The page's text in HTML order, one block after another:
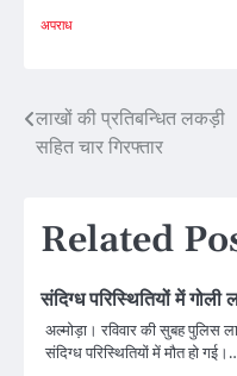
अपराध
Post
लाखों की प्रतिबन्धित लकड़ी
सहित चार गिरफ्तार
Related
संदिग्ध परिस्थितियों में
अल्मोड़ा। रविवार की सुबह पुलिस
संदिग्ध परिस्थितियों में मौत हो